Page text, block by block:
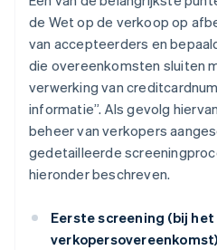
de Wet op de verkoop op
van accepteerders en
die overeenkomsten sluiten
verwerking van
informatie”. Als gevolg
beheer van verkopers
gedetailleerde
hieronder beschreven.
Eerste screening (bij